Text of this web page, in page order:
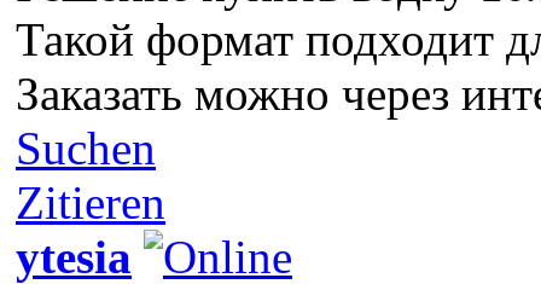
Такой формат подходит
Заказать можно через
Suchen
Zitieren
ytesia